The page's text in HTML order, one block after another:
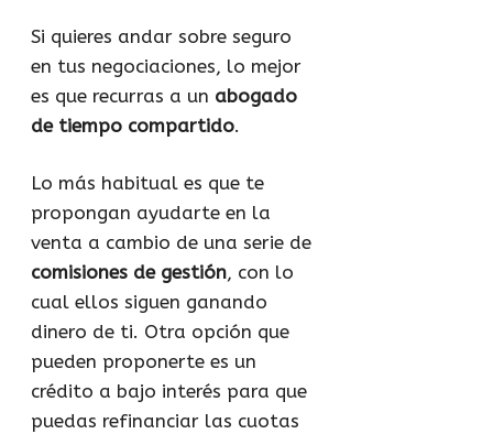
Si quieres andar sobre seguro
en tus negociaciones, lo mejor
es que recurras a un abogado
de tiempo compartido.
Lo más habitual es que te
propongan ayudarte en la
venta a cambio de una serie de
comisiones de gestión, con lo
cual ellos siguen ganando
dinero de ti. Otra opción que
pueden proponerte es un
crédito a bajo interés para que
puedas refinanciar las cuotas